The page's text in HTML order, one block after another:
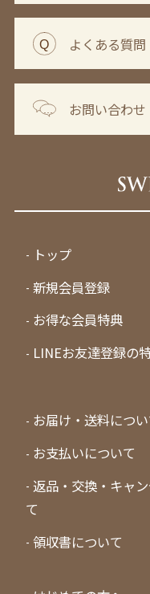
よくある質問
お問い合わせ
トップ
新規会員登録
お得な会員特典
LINEお友達登録の
お届け・送料につ
お支払いについて
返品・交換・キャ
て
領収書について